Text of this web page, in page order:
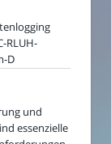
RLUH-
D
und
essenzielle